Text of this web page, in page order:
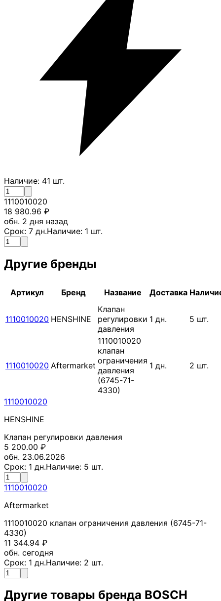
Наличие: 41 шт.
1110010020
18 980.96 ₽
обн. 2 дня назад
Срок: 7 дн.Наличие: 1 шт.
Другие бренды
Артикул Бренд Название Доставка
1110010020 HENSHINE
Клапан
регулировки
давления
1 дн. 5 шт.
1110010020 Aftermarket
1110010020
клапан
ограничения
давления
(6745-71-
4330)
1 дн. 2 шт.
1110010020
HENSHINE
Клапан регулировки давления
5 200.00 ₽
обн. 23.06.2026
Срок: 1 дн.Наличие: 5 шт.
1110010020
Aftermarket
1110010020 клапан ограничения давления (6745-71-
4330)
11 344.94 ₽
обн. сегодня
Срок: 1 дн.Наличие: 2 шт.
Другие товары бренда BOSCH